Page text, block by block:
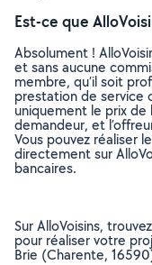
Est-ce que
Absolument !
et sans aucune
membre, qu’il soit
prestation de service
uniquement le prix de
demandeur, et
Vous pouvez réaliser
directement sur
bancaires.
Sur AlloVoisins,
pour réaliser votre
Brie (Charente,